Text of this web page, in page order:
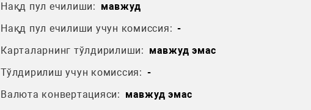
Нақд пул ечилиши: мавжуд
Нақд пул ечилиши учун комиссия: -
Карталарнинг тўлдирилиши: мавжуд эмас
Тўлдирилиш учун комиссия: -
Валюта конвертацияси: мавжуд эмас